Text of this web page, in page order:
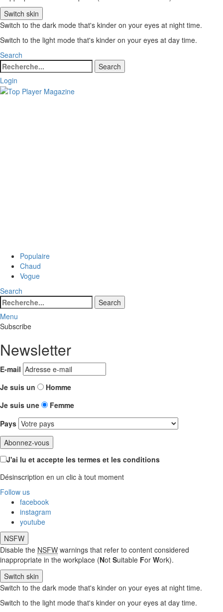
Switch skin
Switch to the dark mode that's kinder on your eyes at night time.
Switch to the light mode that's kinder on your eyes at day time.
Search
Search
for:
Search
Login
Populaire
Chaud
Vogue
Search
Search
for:
Search
Menu
Subscribe
Newsletter
E-mail
Je suis un
Homme
Je suis une
Femme
Pays
J'ai lu et accepte les termes et les conditions
Désinscription en un clic à tout moment
Follow us
facebook
instagram
youtube
NSFW
Disable the NSFW warnings that refer to content considered
inappropriate in the workplace (Not Suitable For Work).
Switch skin
Switch to the dark mode that's kinder on your eyes at night time.
Switch to the light mode that's kinder on your eyes at day time.